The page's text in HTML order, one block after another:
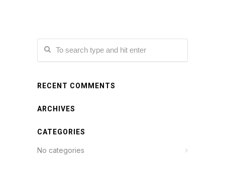
RECENT COMMENTS
ARCHIVES
CATEGORIES
No categories